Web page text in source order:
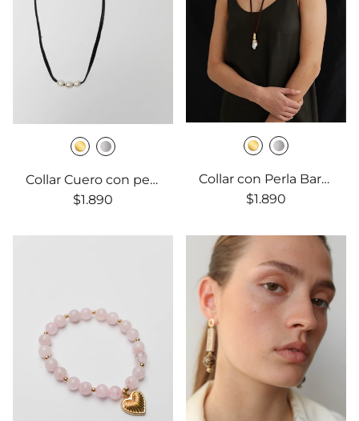
Collar Cuero con perlas
$1.890
Collar con Perla Barroca y Cuero
$1.890